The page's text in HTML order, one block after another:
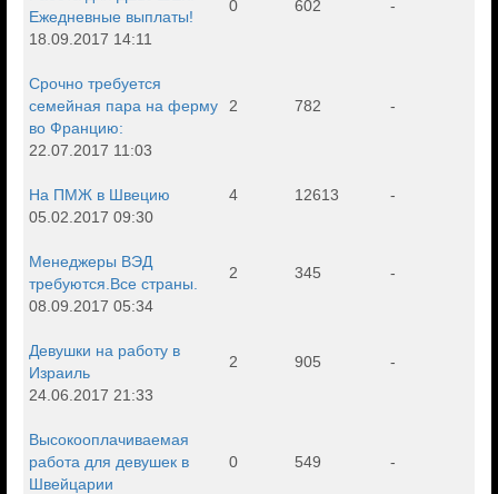
Ежедневные выплаты!
18.09.2017 14:11
0 602 -
Срочно требуется
семейная пара на ферму
во Францию:
22.07.2017 11:03
2 782 -
На ПМЖ в Швецию
05.02.2017 09:30
4 12613 -
Менеджеры ВЭД
требуются.Все страны.
08.09.2017 05:34
2 345 -
Девушки на работу в
Израиль
24.06.2017 21:33
2 905 -
Высокооплачиваемая
работа для девушек в
Швейцарии
0 549 -